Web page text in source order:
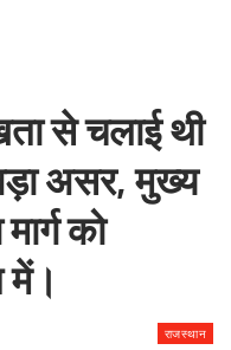
से चलाई थी
असर, मुख्य
को
में।
राजस्थान